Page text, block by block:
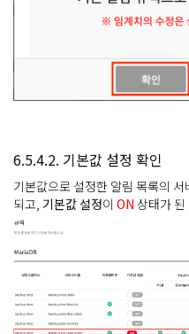
6.5.4.2. 기본값 설정 확인
기본값으로 설정한 알림 목록의
되고, 기본값 설정이 ON 상태가 된